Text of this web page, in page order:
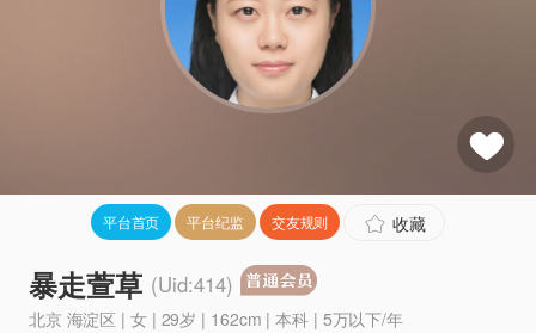
平台首页 平台纪监 交友规则 收藏
暴走萱草 (Uid:414)
北京 海淀区 | 女 | 29岁 | 162cm | 本科 | 5万以下/年